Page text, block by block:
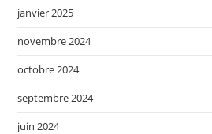
janvier 2025
novembre 2024
octobre 2024
septembre 2024
juin 2024